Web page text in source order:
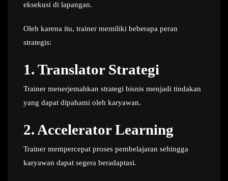
eksekusi di lapangan.
Oleh karena itu, trainer memiliki beberapa peran
strategis:
1. Translator Strategi
Trainer menerjemahkan strategi bisnis menjadi tindakan
yang dapat dipahami oleh karyawan.
2. Accelerator Learning
Trainer mempercepat proses pembelajaran sehingga
karyawan dapat segera beradaptasi.